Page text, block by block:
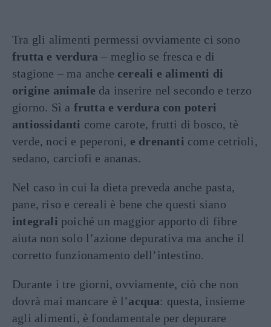
Tra gli alimenti permessi ovviamente ci sono
frutta e verdura – meglio se fresca e di
stagione – ma anche cereali e alimenti di
origine animale da inserire nel secondo e terzo
giorno. Sì a frutta e verdura con poteri
antiossidanti come carote, frutti di bosco, tè
verde, noci e peperoni, e drenanti come cetrioli,
sedano, carciofi e ananas.
Nel caso in cui la dieta preveda anche pasta,
pane, riso e cereali è bene che questi siano
integrali poiché un maggior apporto di fibre
aiuta non solo l’azione depurativa ma anche il
corretto funzionamento dell’intestino.
Durante i tre giorni, ovviamente, ciò che non
dovrà mai mancare è l’acqua: questa, insieme
agli alimenti, è fondamentale per depurare